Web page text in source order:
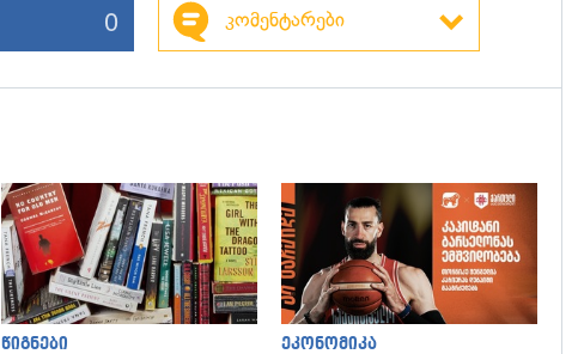
0 კომენტარები
გადახედვა
წიგნები ეკონომიკა